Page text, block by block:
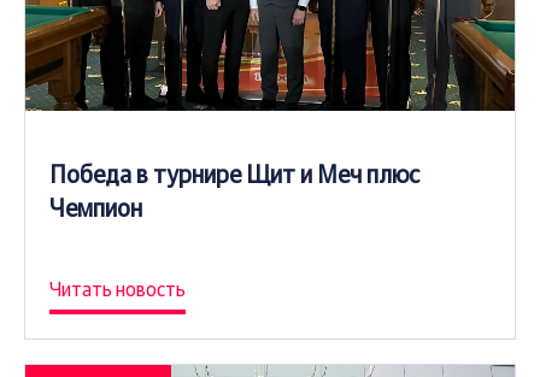
Победа в турнире Щит и Меч плюс
Чемпион
Читать новость